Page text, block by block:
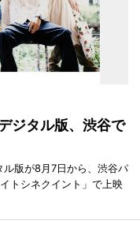
ジタル版、渋谷で
版が8月7日から、渋谷パ
トシネクイント」で上映